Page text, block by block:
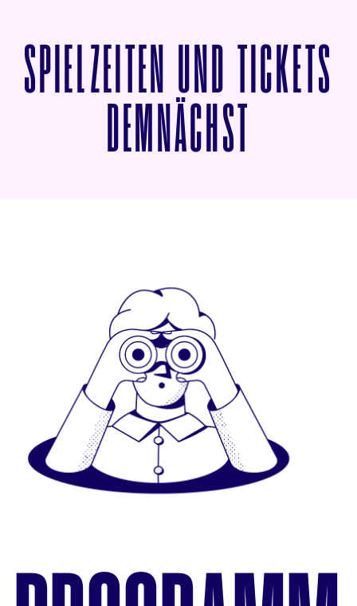
SPIELZEITEN UND TICKETS
DEMNÄCHST